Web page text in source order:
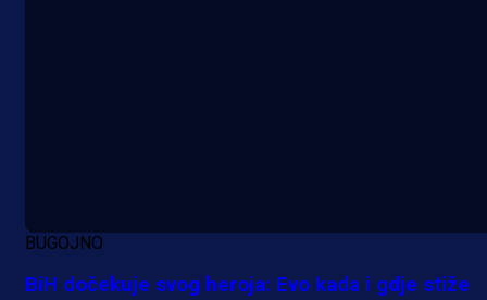
BUGOJNO
BiH dočekuje svog heroja: Evo kada i gdje stiže